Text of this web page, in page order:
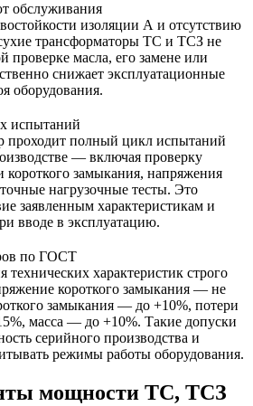
обслуживания
изоляции А и отсутствию
трансформаторы ТС и ТСЗ не
проверке масла, его замене или
снижает эксплуатационные
оборудования.
испытаний
проходит полный цикл испытаний
— включая проверку
короткого замыкания, напряжения
нагрузочные тесты. Это
заявленным характеристикам и
вводе в эксплуатацию.
по ГОСТ
характеристик строго
короткого замыкания — не
замыкания — до +10%, потери
масса — до +10%. Такие допуски
серийного производства и
режимы работы оборудования.
мощности ТС, ТСЗ